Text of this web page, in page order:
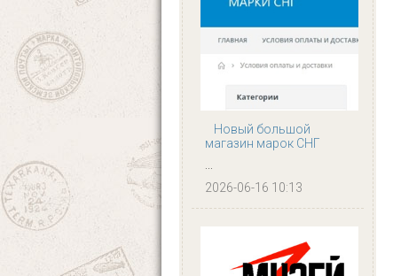
Новый большой
магазин марок СНГ
...
2026-06-16 10:13